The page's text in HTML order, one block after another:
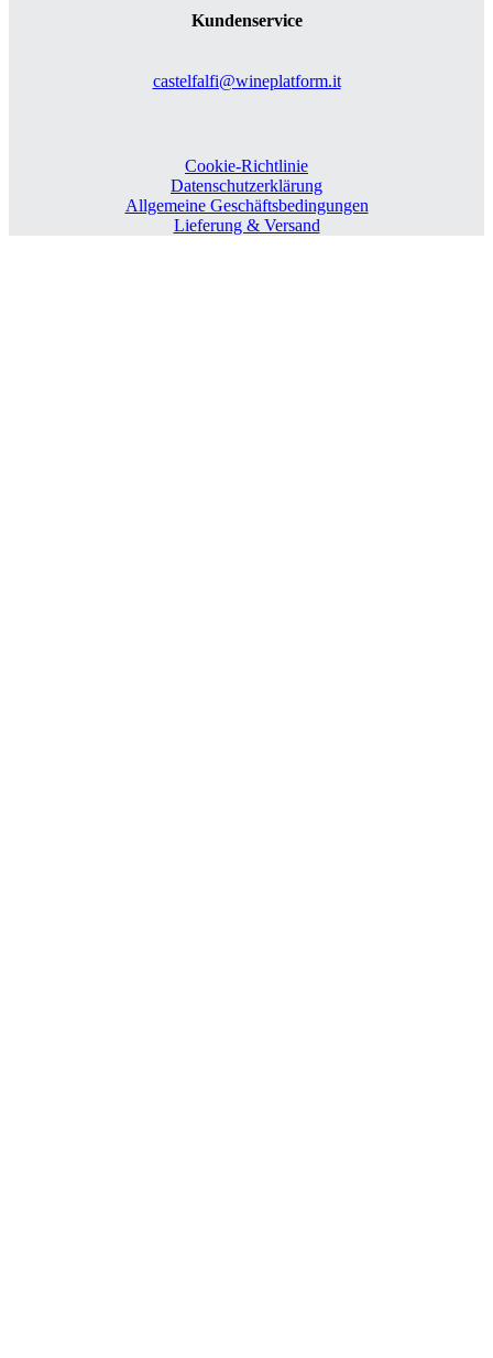
Kundenservice
castelfalfi@wineplatform.it
Cookie-Richtlinie
Datenschutzerklärung
Allgemeine Geschäftsbedingungen
Lieferung & Versand